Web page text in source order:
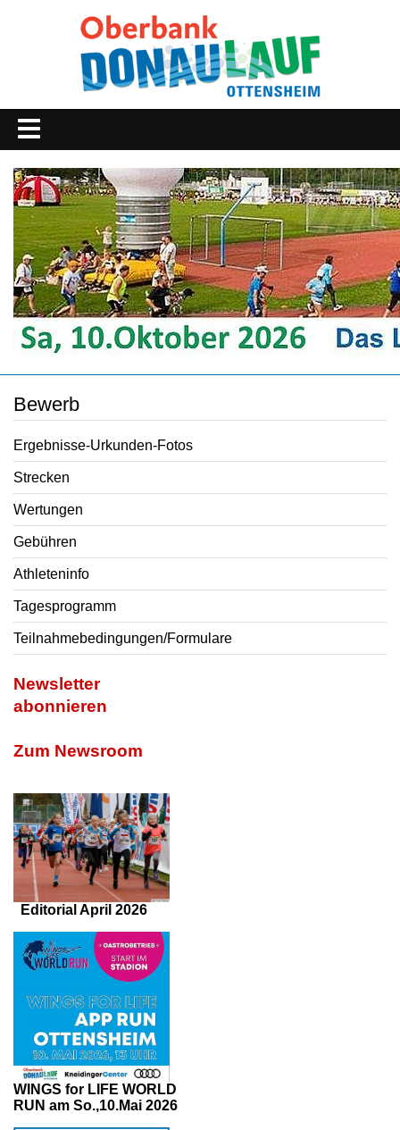
Bewerb
Ergebnisse-Urkunden-Fotos
Strecken
Wertungen
Gebühren
Athleteninfo
Tagesprogramm
Teilnahmebedingungen/Formulare
Newsletter
abonnieren
Zum Newsroom
Editorial April 2026
WINGS for LIFE WORLD
RUN am So.,10.Mai 2026